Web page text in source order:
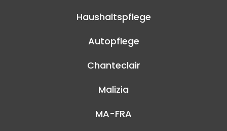
Haushaltspflege
Autopflege
Chanteclair
Malizia
MA-FRA